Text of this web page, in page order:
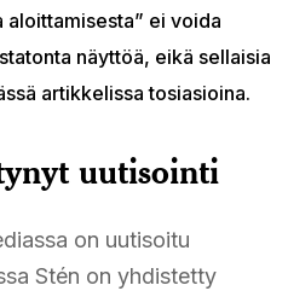
aloittamisesta” ei voida
näyttöä, eikä sellaisia
artikkelissa tosiasioina.
uutisointi
on uutisoitu
Stén on yhdistetty